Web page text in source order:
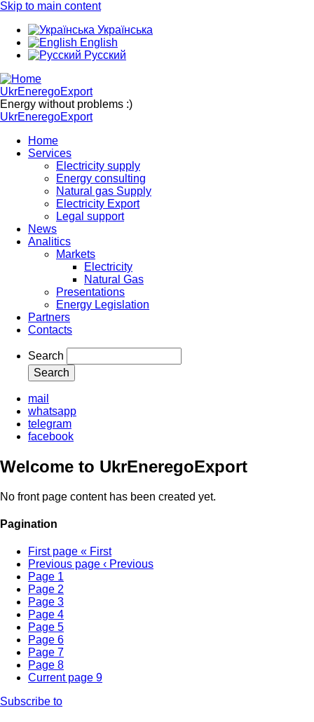
Skip to main content
Українська
English
Русский
UkrEneregoExport
Energy without problems :)
UkrEneregoExport
Home
Services
Electricity supply
Energy consulting
Natural gas Supply
Electricity Export
Legal support
News
Analitics
Markets
Electricity
Natural Gas
Presentations
Energy Legislation
Partners
Contacts
Search
mail
whatsapp
telegram
facebook
Welcome to UkrEneregoExport
No front page content has been created yet.
Pagination
First page « First
Previous page ‹ Previous
Page 1
Page 2
Page 3
Page 4
Page 5
Page 6
Page 7
Page 8
Current page 9
Subscribe to